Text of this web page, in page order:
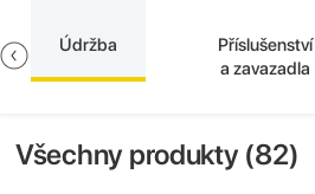
Údržba
Příslušenství
a zavazadla
Všechny produkty (82)